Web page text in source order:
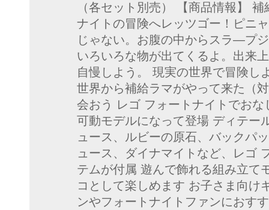
（各セット別売） 【商品情報】
ナイトの冒険へレッツゴー！ピニ
じゃない。お腹の中からスラ—プ
いろいろな物が出てくるよ。出来
自慢しよう。 現実の世界で冒険し
世界から補給ラマがやって来た（
会おう レゴ フォートナイトでお
可動モデルになって登場 ディテー
ュース、ルビーの原石、バックパ
ュース、ダイナマイトなど、レゴ
テムが付属 遊んで飾れる組み立て
コとして楽しめます お子さま向け
ンやフォートナイトファンにおす